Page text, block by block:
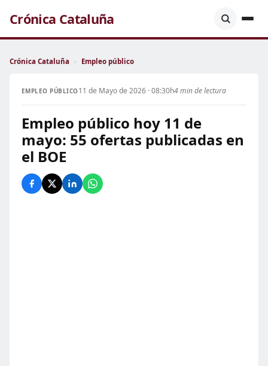
Crónica Cataluña
Crónica Cataluña › Empleo público
EMPLEO PÚBLICO11 de Mayo de 2026 · 08:30h4 min de lectura
Empleo público hoy 11 de
mayo: 55 ofertas publicadas en
el BOE